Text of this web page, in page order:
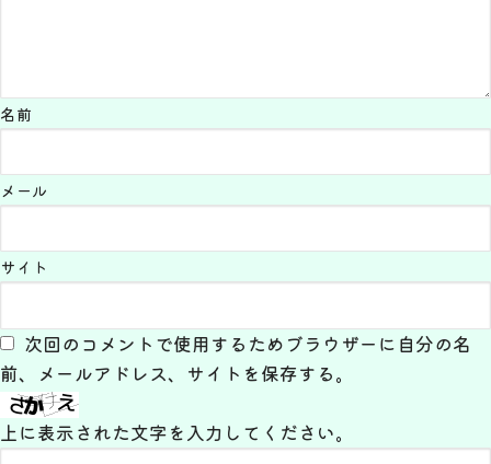
名前
メール
サイト
次回のコメントで使用するためブラウザーに自分の名
前、メールアドレス、サイトを保存する。
上に表示された文字を入力してください。